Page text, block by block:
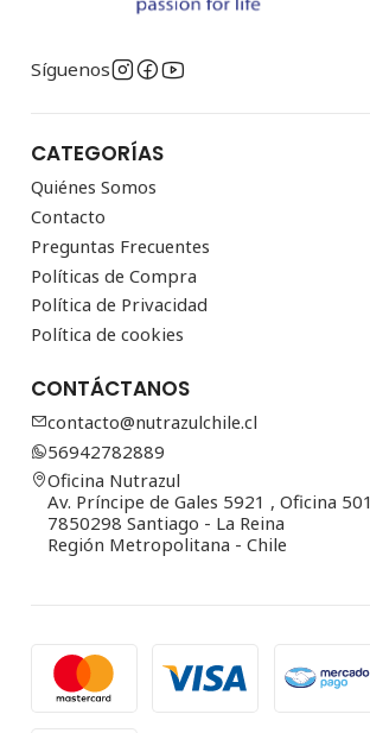
Síguenos
CATEGORÍAS
Quiénes Somos
Contacto
Preguntas Frecuentes
Políticas de Compra
Política de Privacidad
Política de cookies
CONTÁCTANOS
contacto@nutrazulchile.cl
56942782889
Oficina Nutrazul
Av. Príncipe de Gales 5921 , Oficina 501
7850298 Santiago - La Reina
Región Metropolitana - Chile